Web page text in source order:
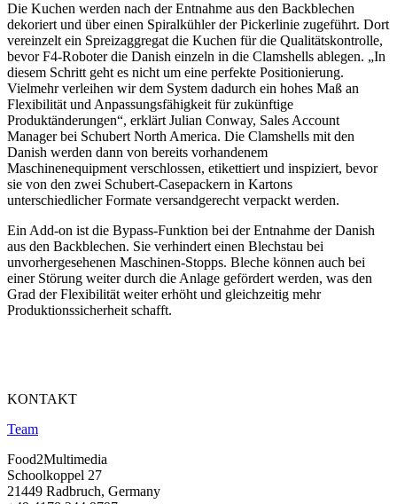
Die Kuchen werden nach der Entnahme aus den Backblechen
dekoriert und über einen Spiralkühler der Pickerlinie zugeführt. Dort
vereinzelt ein Spreizaggregat die Kuchen für die Qualitätskontrolle,
bevor F4-Roboter die Danish einzeln in die Clamshells ablegen. „In
diesem Schritt geht es nicht um eine perfekte Positionierung.
Vielmehr verleihen wir dem System dadurch ein hohes Maß an
Flexibilität und Anpassungsfähigkeit für zukünftige
Produktänderungen“, erklärt Julian Conway, Sales Account
Manager bei Schubert North America. Die Clamshells mit den
Danish werden dann von bereits vorhandenem
Maschinenequipment verschlossen, etikettiert und inspiziert, bevor
sie von den zwei Schubert-Casepackern in Kartons
unterschiedlicher Formate versandgerecht verpackt werden.
Ein Add-on ist die Bypass-Funktion bei der Entnahme der Danish
aus den Backblechen. Sie verhindert einen Blechstau bei
unvorhergesehenen Maschinen-Stopps. Bleche können auch bei
einer Störung weiter durch die Anlage gefördert werden, was den
Grad der Flexibilität weiter erhöht und gleichzeitig mehr
Produktionssicherheit schafft.
KONTAKT
Team
Food2Multimedia
Schoolkoppel 27
21449 Radbruch, Germany